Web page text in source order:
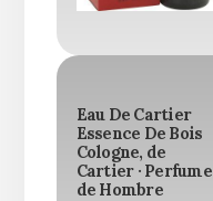
Eau De Cartier
Essence De Bois
Cologne, de
Cartier · Perfume
de Hombre